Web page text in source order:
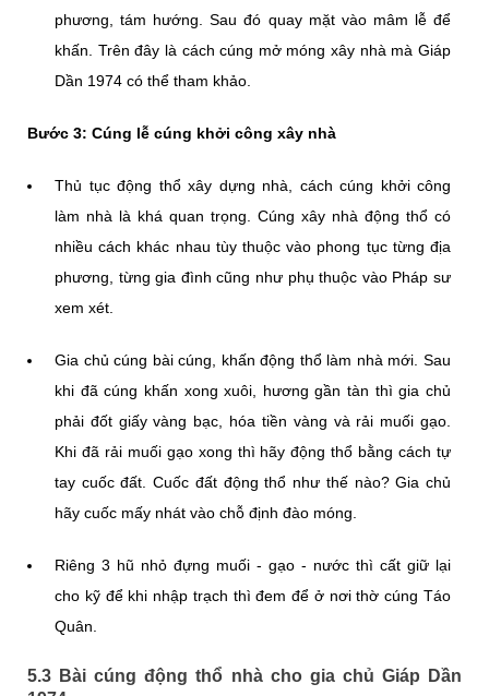
phương, tám hướng. Sau đó quay mặt vào mâm lễ để
khấn. Trên đây là cách cúng mở móng xây nhà mà Giáp
Dần 1974 có thể tham khảo.
Bước 3: Cúng lễ cúng khởi công xây nhà
Thủ tục động thổ xây dựng nhà, cách cúng khởi công
làm nhà là khá quan trọng. Cúng xây nhà động thổ có
nhiều cách khác nhau tùy thuộc vào phong tục từng địa
phương, từng gia đình cũng như phụ thuộc vào Pháp sư
xem xét.
Gia chủ cúng bài cúng, khấn động thổ làm nhà mới. Sau
khi đã cúng khấn xong xuôi, hương gần tàn thì gia chủ
phải đốt giấy vàng bạc, hóa tiền vàng và rải muối gạo.
Khi đã rải muối gạo xong thì hãy động thổ bằng cách tự
tay cuốc đất. Cuốc đất động thổ như thế nào? Gia chủ
hãy cuốc mấy nhát vào chỗ định đào móng.
Riêng 3 hũ nhỏ đựng muối - gạo - nước thì cất giữ lại
cho kỹ để khi nhập trạch thì đem để ở nơi thờ cúng Táo
Quân.
5.3 Bài cúng động thổ nhà cho gia chủ Giáp Dần